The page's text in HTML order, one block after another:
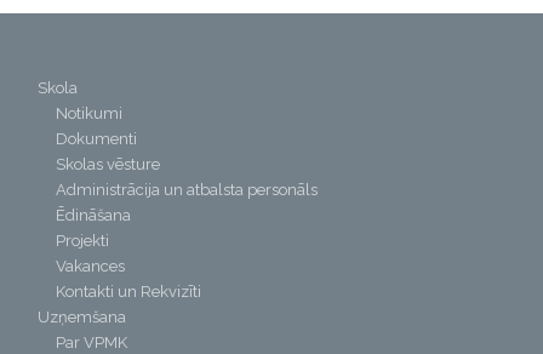
Skola
Notikumi
Dokumenti
Skolas vēsture
Administrācija un atbalsta personāls
Ēdināšana
Projekti
Vakances
Kontakti un Rekvizīti
Uzņemšana
Par VPMK